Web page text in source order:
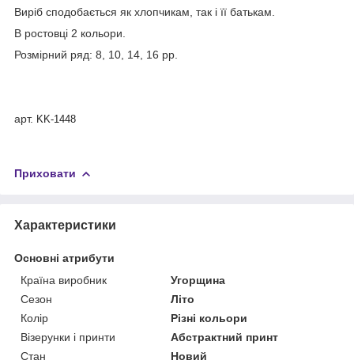
Виріб сподобається як хлопчикам, так і її батькам.
В ростовці 2 кольори.
Розмірний ряд: 8, 10, 14, 16 рр.
арт. KK-1448
Приховати
Характеристики
Основні атрибути
Країна виробник
Угорщина
Сезон
Літо
Колір
Різні кольори
Візерунки і принти
Абстрактний принт
Стан
Новий